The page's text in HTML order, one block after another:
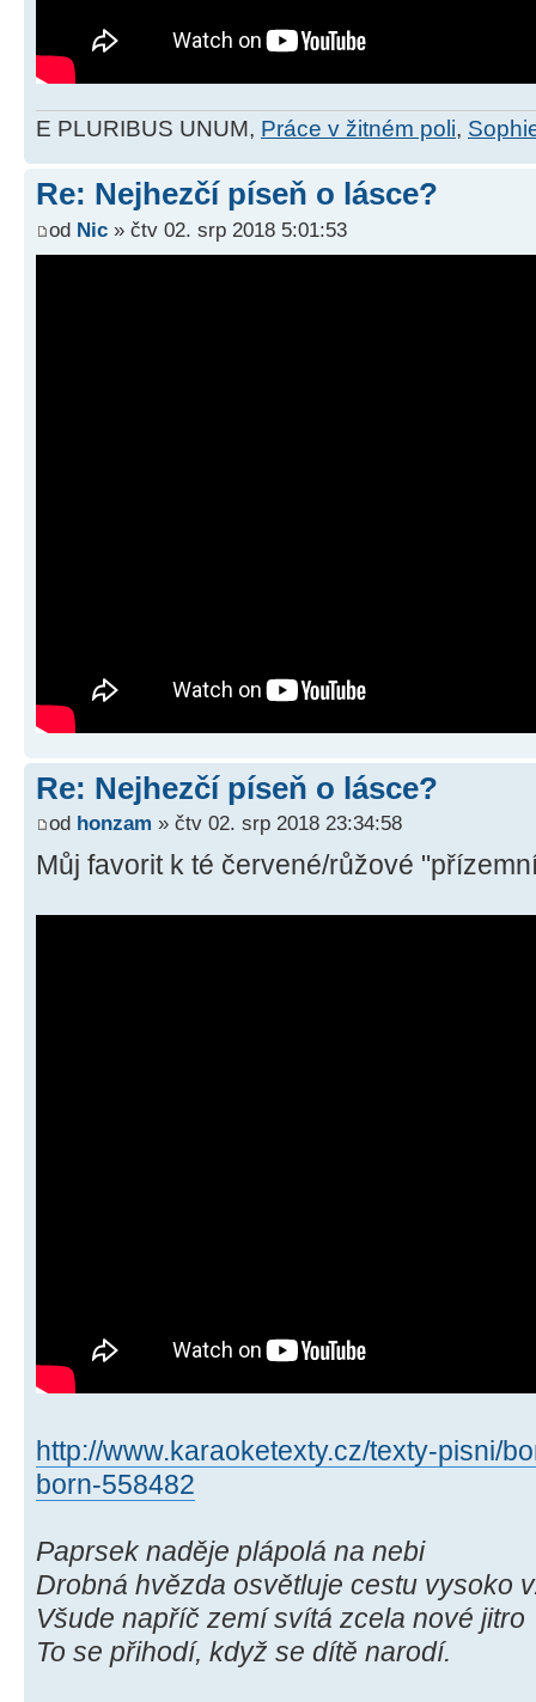
E PLURIBUS UNUM, Práce v žitném poli,
Re: Nejhezčí píseň o lásce?
od Nic » čtv 02. srp 2018 5:01:53
Re: Nejhezčí píseň o lásce?
od honzam » čtv 02. srp 2018 23:34:58
Můj favorit k té červené/růžové
http://www.karaoketexty.cz/texty-pisni/
born-558482
Paprsek naděje plápolá na nebi
Drobná hvězda osvětluje cestu vysoko
Všude napříč zemí svítá zcela nové jitro
To se přihodí, když se dítě narodí.